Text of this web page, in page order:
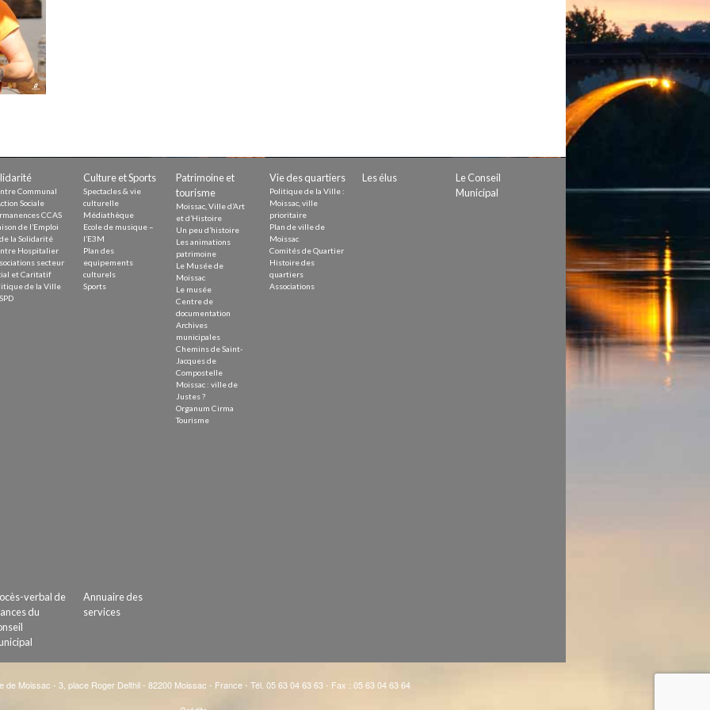
durable
Communal
Sociale
CCAS
de l’Emploi
la Solidarité
Hospitalier
secteur
et Caritatif
de la Ville
Culture et Sports
Spectacles & vie
culturelle
Médiathèque
Ecole de musique –
l’E3M
Plan des
equipements
culturels
Sports
Patrimoine et
tourisme
Moissac, Ville d’Art
et d’Histoire
Un peu d’histoire
Les animations
patrimoine
Le Musée de
Moissac
Le musée
Centre de
documentation
Archives
municipales
Chemins de Saint-
Jacques de
Compostelle
Moissac : ville de
Justes ?
Organum Cirma
Tourisme
Vie des quartiers
Politique de la Ville :
Moissac, ville
prioritaire
Plan de ville de
Moissac
Comités de Quartier
Histoire des
quartiers
Associations
Les élus
Le Conseil
Municipal
verbal de
du
Annuaire des
services
de Moissac - 3, place Roger Delthil - 82200 Moissac - France - Tél. 05 63 04 63 63 - Fax : 05 63 04 63 64